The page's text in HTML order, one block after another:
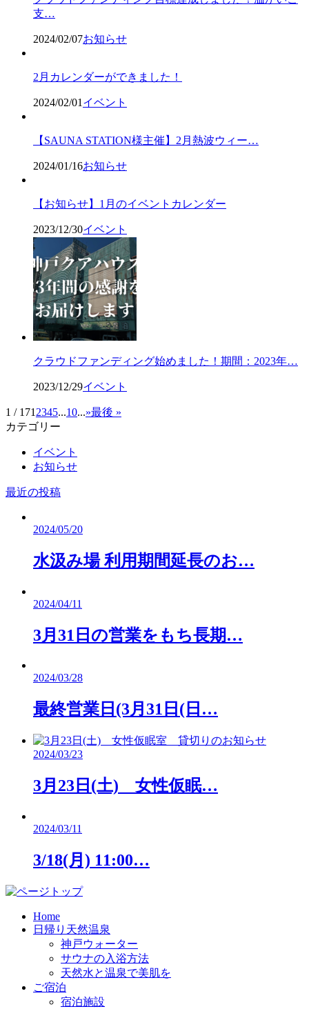
支…
2024/02/07お知らせ
2月カレンダーができました！
2024/02/01 イベント
【SAUNA STATION様主催】2月熱波ウィー…
2024/01/16お知らせ
【お知らせ】1月のイベントカレンダー
2023/12/30イベント
クラウドファンディング始めました！期間：2023年…
2023/12/29イベント
1 / 171 2345...10...»最後 »
カテゴリー
イベント
お知らせ
最近の投稿
2024/05/20
水汲み場 利用期間延長のお…
2024/04/11
3月31日の営業をもち長期…
2024/03/28
最終営業日(3月31日(日…
2024/03/23
3月23日(土) 女性仮眠…
2024/03/11
3/18(月) 11:00…
Home
日帰り天然温泉
神戸ウォーター
サウナの入浴方法
天然水と温泉で美肌を
ご宿泊
宿泊施設